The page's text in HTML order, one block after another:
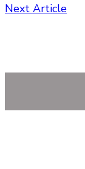
Next Article